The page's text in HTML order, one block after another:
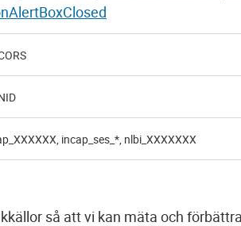
incap_ses_*, nlbi_XXXXXXX
så att vi kan mäta och